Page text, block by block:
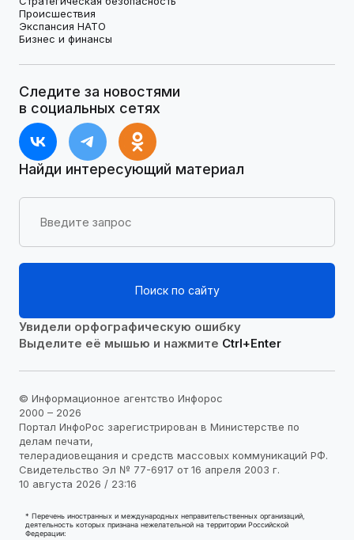
Происшествия
Экспансия НАТО
Бизнес и финансы
Следите за новостями
в социальных сетях
Найди интересующий материал
Поиск по сайту
Увидели орфографическую ошибку
Выделите её мышью и нажмите Ctrl+Enter
© Информационное агентство Инфорос
2000 – 2026
Портал ИнфоРос зарегистрирован в Министерстве по
делам печати,
телерадиовещания и средств массовых коммуникаций РФ.
Свидетельство Эл № 77-6917 от 16 апреля 2003 г.
10 августа 2026 / 23:16